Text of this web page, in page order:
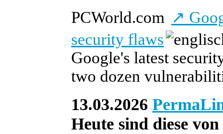
PCWorld.com ↗
security flaws
Google's latest
two dozen
13.03.2026
Heute sind diese